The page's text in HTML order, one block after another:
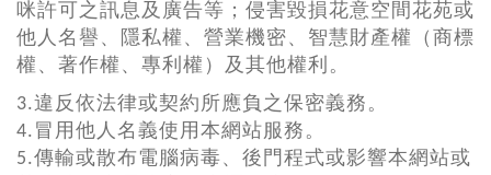
咪許可之訊息及廣告等；侵害毀損花意空間花苑或
他人名譽、隱私權、營業機密、智慧財產權（商標
權、著作權、專利權）及其他權利。
3.違反依法律或契約所應負之保密義務。
4.冒用他人名義使用本網站服務。
5.傳輸或散布電腦病毒、後門程式或影響本網站或